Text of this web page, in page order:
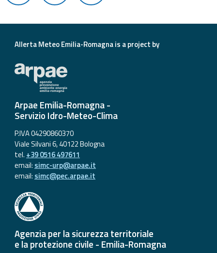
About the
Contacts
Allerta Meteo Emilia-Romagna is a project by
Arpae Emilia-Romagna -
Servizio Idro-Meteo-Clima
P.IVA 04290860370
Viale Silvani 6, 40122 Bologna
tel. +39 0516 497611
email: simc-urp@arpae.it
email: simc@pec.arpae.it
Agenzia per la sicurezza territoriale
e la protezione civile - Emilia-Romagna